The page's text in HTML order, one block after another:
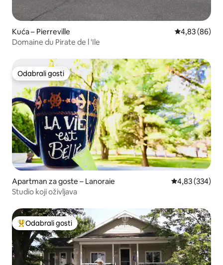
Kuća – Pierreville Prosječna
4,83 (86)
Domaine du Pirate de l 'Ile
Odabrali gosti
Odabrali gosti
Apartman za goste – Lanoraie Prosječna
4,83 (334)
Studio koji oživljava
Među najviše rangiranima s oznakom „Odabrali gosti”
Odabrali gosti